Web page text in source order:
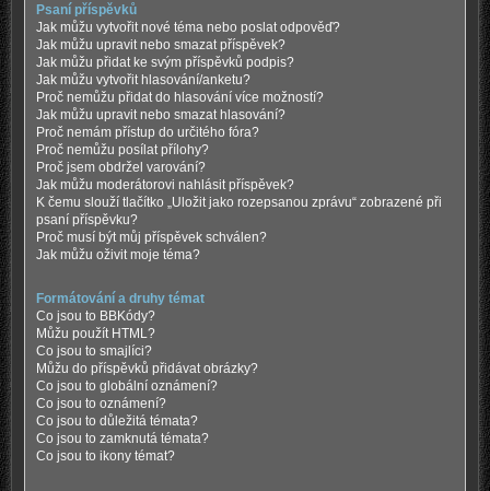
Psaní příspěvků
Jak můžu vytvořit nové téma nebo poslat odpověď?
Jak můžu upravit nebo smazat příspěvek?
Jak můžu přidat ke svým příspěvků podpis?
Jak můžu vytvořit hlasování/anketu?
Proč nemůžu přidat do hlasování více možností?
Jak můžu upravit nebo smazat hlasování?
Proč nemám přístup do určitého fóra?
Proč nemůžu posílat přílohy?
Proč jsem obdržel varování?
Jak můžu moderátorovi nahlásit příspěvek?
K čemu slouží tlačítko „Uložit jako rozepsanou zprávu“ zobrazené při
psaní příspěvku?
Proč musí být můj příspěvek schválen?
Jak můžu oživit moje téma?
Formátování a druhy témat
Co jsou to BBKódy?
Můžu použít HTML?
Co jsou to smajlíci?
Můžu do příspěvků přidávat obrázky?
Co jsou to globální oznámení?
Co jsou to oznámení?
Co jsou to důležitá témata?
Co jsou to zamknutá témata?
Co jsou to ikony témat?